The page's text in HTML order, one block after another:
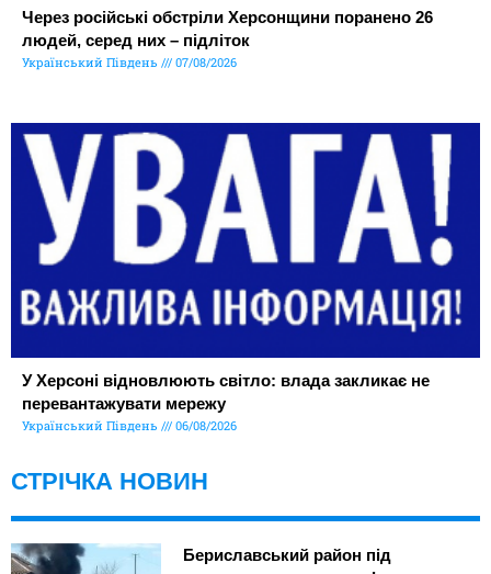
Через російські обстріли Херсонщини поранено 26
людей, серед них – підліток
Український Південь 07/08/2026
У Херсоні відновлюють світло: влада закликає не
перевантажувати мережу
Український Південь 06/08/2026
СТРІЧКА НОВИН
Бериславський район під